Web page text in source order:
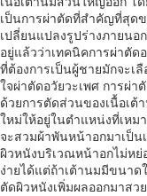
เป็นการผ่าตัดที่สำคัญที่สุด
เปลี่ยนแปลงรูปร่างภายน
อยู่แล้วว่าเทคนิคการผ่าตั
ที่ต้องการเป็นผู้ชายมักจะเ
ใจผ่าตัดอวัยวะเพศ การผ่
ด้วยการตัดส่วนของเนื้อเ
ใหม่ให้อยู่ในตำแหน่งที่เหม
จะสวมผ้าพันหน้าอกมาเป็
ผิวหนังบริเวณหน้าอกไม่ห
ง่ายได้แต่ถ้าเต้านมมีขนา
ตัดผิวหนังเพิ่มผลออกมาสว